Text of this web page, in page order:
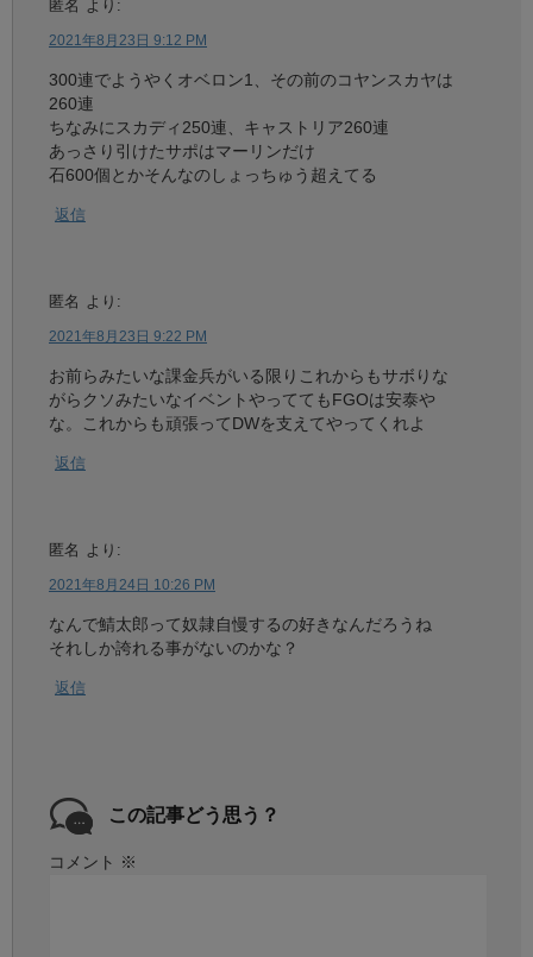
匿名 より:
2021年8月23日 9:12 PM
300連でようやくオベロン1、その前のコヤンスカヤは
260連
ちなみにスカディ250連、キャストリア260連
あっさり引けたサポはマーリンだけ
石600個とかそんなのしょっちゅう超えてる
返信
匿名 より:
2021年8月23日 9:22 PM
お前らみたいな課金兵がいる限りこれからもサボりな
がらクソみたいなイベントやっててもFGOは安泰や
な。これからも頑張ってDWを支えてやってくれよ
返信
匿名 より:
2021年8月24日 10:26 PM
なんで鯖太郎って奴隷自慢するの好きなんだろうね
それしか誇れる事がないのかな？
返信
この記事どう思う？
コメント ※